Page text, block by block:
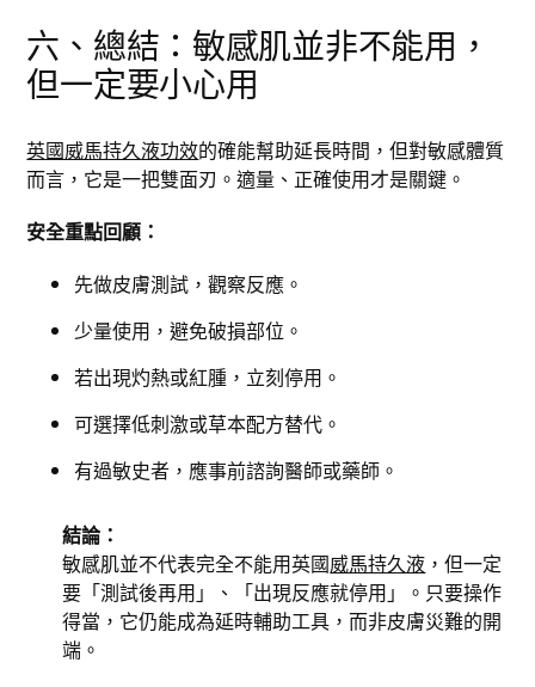
六、總結：敏感肌並非不能用，
但一定要小心用
英國威馬持久液功效的確能幫助延長時間，但對敏感體質
而言，它是一把雙面刃。適量、正確使用才是關鍵。
安全重點回顧：
先做皮膚測試，觀察反應。
少量使用，避免破損部位。
若出現灼熱或紅腫，立刻停用。
可選擇低刺激或草本配方替代。
有過敏史者，應事前諮詢醫師或藥師。
結論：
敏感肌並不代表完全不能用英國威馬持久液 ，但一定
要「測試後再用」、「出現反應就停用」。只要操作
得當，它仍能成為延時輔助工具，而非皮膚災難的開
端。